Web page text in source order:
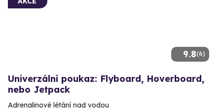
9.8(6)
Univerzální poukaz: Flyboard, Hoverboard,
nebo Jetpack
Adrenalinové létání nad vodou